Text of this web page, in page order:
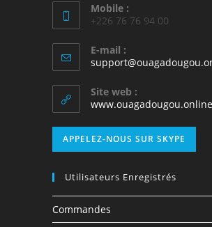
Mobile :
+226 76 76 94 00
E-mail :
Site web :
www.ouagadougou.online
APPELEZ-NOUS SUR SKYPE
Utilisateurs Enregistrés
Commandes